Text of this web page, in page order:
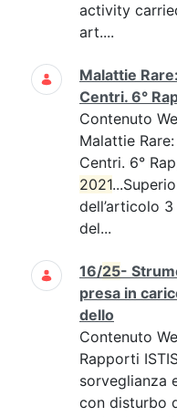
activity
art....
Malattie
Centri. 6°
Contenuto
Malattie
Centri. 6°
2021
dell’articolo
del...
16/25-
presa in
dello
Contenuto
Rapporti
sorveglianza
con disturbo